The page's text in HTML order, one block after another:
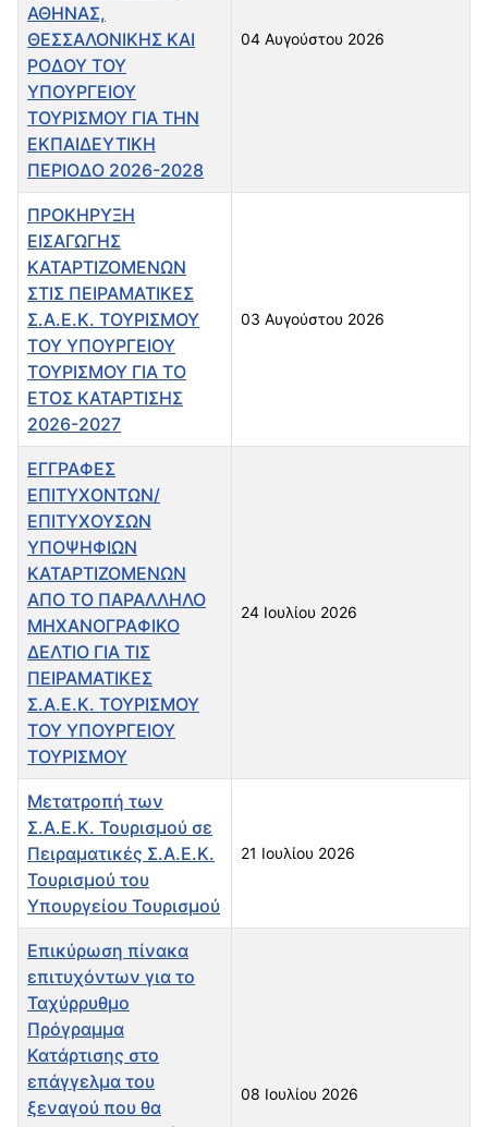
ΑΘΗΝΑΣ,
ΘΕΣΣΑΛΟΝΙΚΗΣ ΚΑΙ
ΡΟΔΟΥ ΤΟΥ
ΥΠΟΥΡΓΕΙΟΥ
ΤΟΥΡΙΣΜΟΥ ΓΙΑ ΤΗΝ
ΕΚΠΑΙΔΕΥΤΙΚΗ
ΠΕΡΙΟΔΟ 2026-2028
04 Αυγούστου 2026
ΠΡΟΚΗΡΥΞΗ
ΕΙΣΑΓΩΓΗΣ
ΚΑΤΑΡΤΙΖΟΜΕΝΩΝ
ΣΤΙΣ ΠΕΙΡΑΜΑΤΙΚΕΣ
Σ.Α.Ε.Κ. ΤΟΥΡΙΣΜΟΥ
ΤΟΥ ΥΠΟΥΡΓΕΙΟΥ
ΤΟΥΡΙΣΜΟΥ ΓΙΑ ΤΟ
ΕΤΟΣ ΚΑΤΑΡΤΙΣΗΣ
2026-2027
03 Αυγούστου 2026
ΕΓΓΡΑΦΕΣ
ΕΠΙΤΥΧΟΝΤΩΝ/
ΕΠΙΤΥΧΟΥΣΩΝ
ΥΠΟΨΗΦΙΩΝ
ΚΑΤΑΡΤΙΖΟΜΕΝΩΝ
ΑΠΟ ΤΟ ΠΑΡΑΛΛΗΛΟ
ΜΗΧΑΝΟΓΡΑΦΙΚΟ
ΔΕΛΤΙΟ ΓΙΑ ΤΙΣ
ΠΕΙΡΑΜΑΤΙΚΕΣ
Σ.Α.Ε.Κ. ΤΟΥΡΙΣΜΟΥ
ΤΟΥ ΥΠΟΥΡΓΕΙΟΥ
ΤΟΥΡΙΣΜΟΥ
24 Ιουλίου 2026
Μετατροπή των
Σ.Α.Ε.Κ. Τουρισμού σε
Πειραματικές Σ.Α.Ε.Κ.
Τουρισμού του
Υπουργείου Τουρισμού
21 Ιουλίου 2026
Επικύρωση πίνακα
επιτυχόντων για το
Ταχύρρυθμο
Πρόγραμμα
Κατάρτισης στο
επάγγελμα του
ξεναγού που θα
08 Ιουλίου 2026